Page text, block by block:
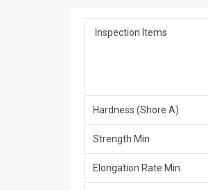
Inspection Items
Hardness (Shore A)
Strength Min
Elongation Rate Min.